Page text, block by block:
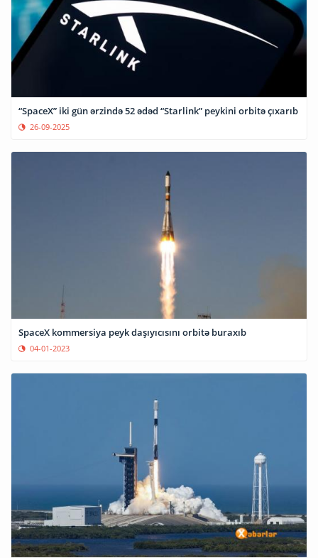
“SpaceX” iki gün ərzində 52 ədəd “Starlink” peykini orbitə çıxarıb
26-09-2025
SpaceX kommersiya peyk daşıyıcısını orbitə buraxıb
04-01-2023